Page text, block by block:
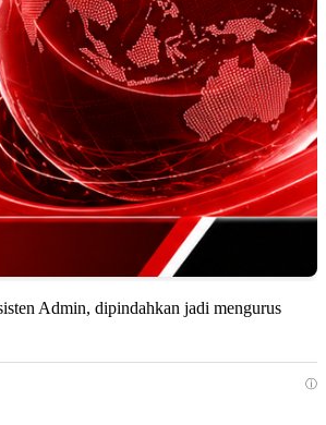
Admin, dipindahkan jadi mengurus
ⓘ